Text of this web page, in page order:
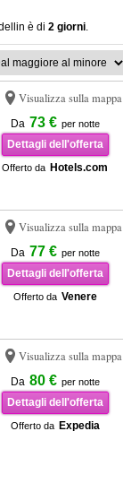
è di 2 giorni.
Visualizza sulla mappa
Da 73 € per notte
Dettagli dell'offerta
Offerto da Hotels.com
Visualizza sulla mappa
Da 77 € per notte
Dettagli dell'offerta
Offerto da Venere
Visualizza sulla mappa
Da 80 € per notte
Dettagli dell'offerta
Offerto da Expedia